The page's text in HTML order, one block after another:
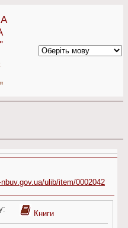
ulib/item/0002042
Книги